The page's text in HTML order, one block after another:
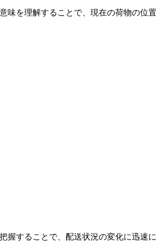
を理解することで、現在の荷物の位
することで、配送状況の変化に迅速に